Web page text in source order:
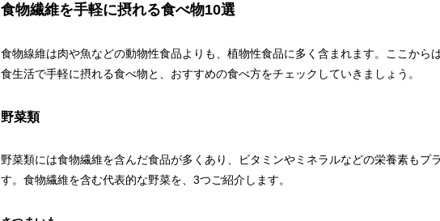
食物繊維を手軽に摂れる食べ物10選
食物線維は肉や魚などの動物性食品よりも、植物性食品に多く含まれます。ここから
食生活で手軽に摂れる食べ物と、おすすめの食べ方をチェックしていきましょう。
野菜類
野菜類には食物繊維を含んだ食品が多くあり、ビタミンやミネラルなどの栄養素もプ
す。食物繊維を含む代表的な野菜を、3つご紹介します。